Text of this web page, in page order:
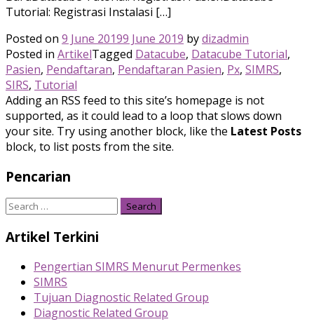
Tutorial: Registrasi Instalasi […]
Posted on 9 June 20199 June 2019 bydizadmin
Posted in ArtikelTagged Datacube, Datacube Tutorial,
Pasien, Pendaftaran, Pendaftaran Pasien, Px, SIMRS,
SIRS, Tutorial
Adding an RSS feed to this site’s homepage is not
supported, as it could lead to a loop that slows down
your site. Try using another block, like the Latest Posts
block, to list posts from the site.
Pencarian
Search
Artikel Terkini
Pengertian SIMRS Menurut Permenkes
SIMRS
Tujuan Diagnostic Related Group
Diagnostic Related Group